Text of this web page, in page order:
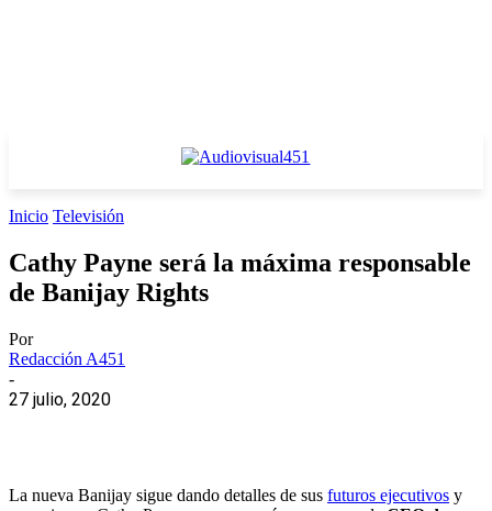
Inicio Televisión
Cathy Payne será la máxima responsable
de Banijay Rights
Por
Redacción A451
-
27 julio, 2020
La nueva Banijay sigue dando detalles de sus futuros ejecutivos y